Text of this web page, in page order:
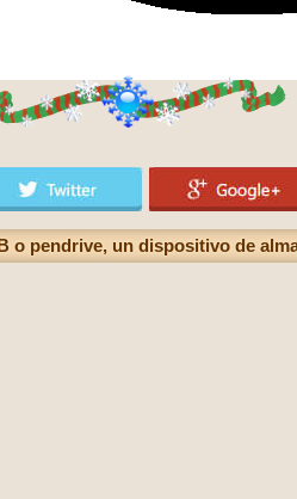
o pendrive, un dispositivo de